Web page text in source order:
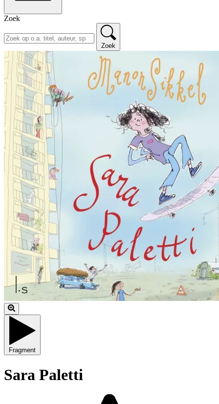
Zoek
Zoek
Fragment
Sara Paletti